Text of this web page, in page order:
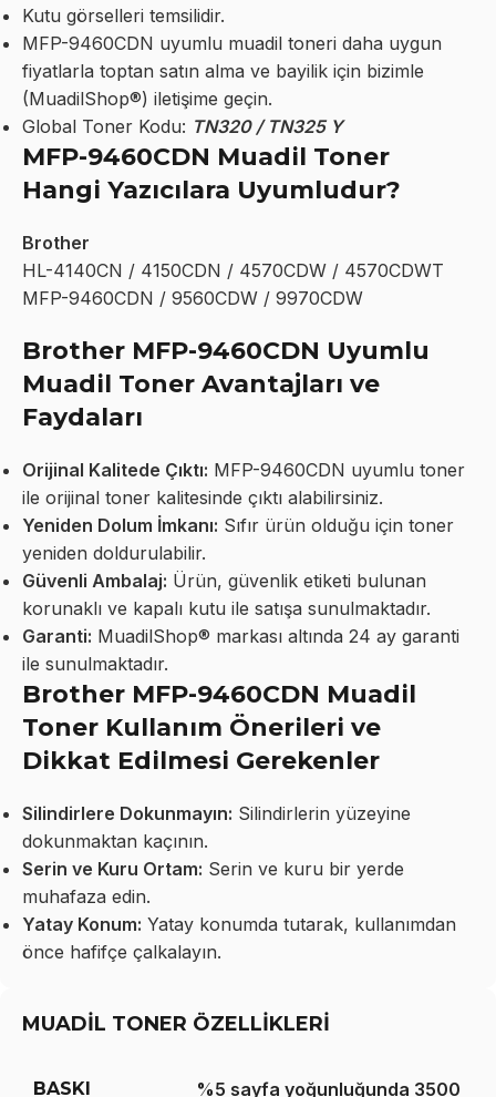
Kutu görselleri temsilidir.
MFP-9460CDN uyumlu muadil toneri daha uygun
fiyatlarla toptan satın alma ve bayilik için bizimle
(MuadilShop®) iletişime geçin.
Global Toner Kodu: TN320 / TN325 Y
MFP-9460CDN Muadil Toner
Hangi Yazıcılara Uyumludur?
Brother
HL-4140CN / 4150CDN / 4570CDW / 4570CDWT
MFP-9460CDN / 9560CDW / 9970CDW
Brother MFP-9460CDN Uyumlu
Muadil Toner Avantajları ve
Faydaları
Orijinal Kalitede Çıktı: MFP-9460CDN uyumlu toner
ile orijinal toner kalitesinde çıktı alabilirsiniz.
Yeniden Dolum İmkanı: Sıfır ürün olduğu için toner
yeniden doldurulabilir.
Güvenli Ambalaj: Ürün, güvenlik etiketi bulunan
korunaklı ve kapalı kutu ile satışa sunulmaktadır.
Garanti: MuadilShop® markası altında 24 ay garanti
ile sunulmaktadır.
Brother MFP-9460CDN Muadil
Toner Kullanım Önerileri ve
Dikkat Edilmesi Gerekenler
Silindirlere Dokunmayın: Silindirlerin yüzeyine
dokunmaktan kaçının.
Serin ve Kuru Ortam: Serin ve kuru bir yerde
muhafaza edin.
Yatay Konum: Yatay konumda tutarak, kullanımdan
önce hafifçe çalkalayın.
MUADİL TONER ÖZELLİKLERİ
BASKI %5 sayfa yoğunluğunda 3500